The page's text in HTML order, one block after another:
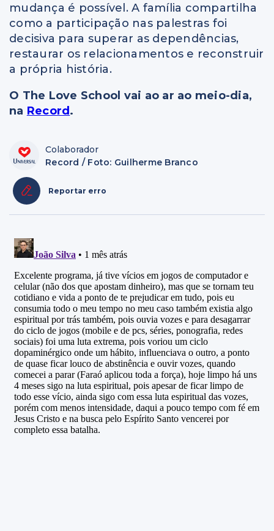
mudança é possível. A família compartilha
como a participação nas palestras foi
decisiva para superar as dependências,
restaurar os relacionamentos e reconstruir
a própria história.
O The Love School vai ao ar ao meio-dia,
na Record .
Colaborador
Record / Foto: Guilherme Branco
Reportar erro